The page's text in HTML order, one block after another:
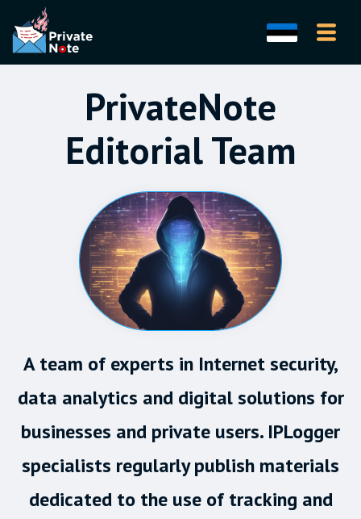
PrivateNote
Editorial Team
A team of experts in Internet security,
data analytics and digital solutions for
businesses and private users. IPLogger
specialists regularly publish materials
dedicated to the use of tracking and